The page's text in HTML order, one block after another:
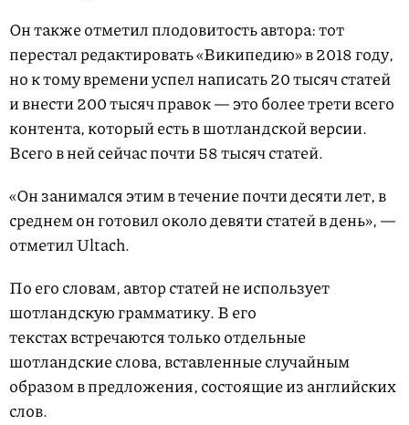
Он также отметил плодовитость автора: тот
перестал редактировать «Википедию» в 2018 году,
но к тому времени успел написать 20 тысяч статей
и внести 200 тысяч правок — это более трети всего
контента, который есть в шотландской версии.
Всего в ней сейчас почти 58 тысяч статей.
«Он занимался этим в течение почти десяти лет, в
среднем он готовил около девяти статей в день», —
отметил Ultach.
По его словам, автор статей не использует
шотландскую грамматику. В его
текстах встречаются только отдельные
шотландские слова, вставленные случайным
образом в предложения, состоящие из английских
слов.